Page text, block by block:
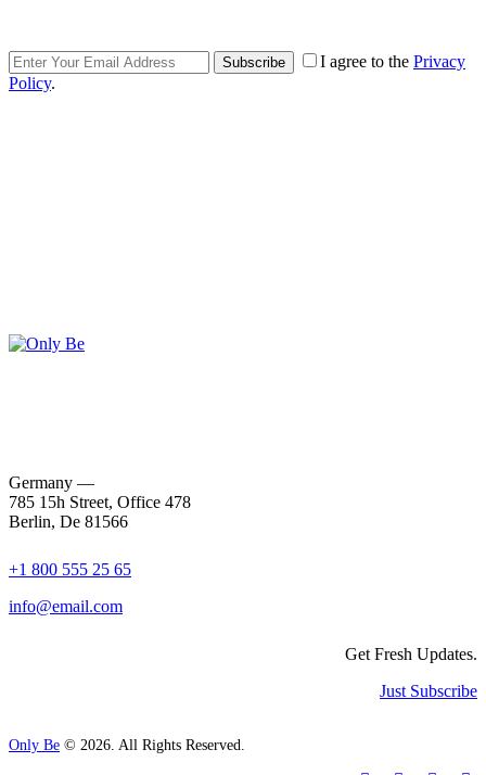
Subscribe I agree to the Privacy
Policy.
Germany —
785 15h Street, Office 478
Berlin, De 81566
+1 800 555 25 65
info@email.com
Get Fresh Updates.
Just Subscribe
Only Be © 2026. All Rights Reserved.